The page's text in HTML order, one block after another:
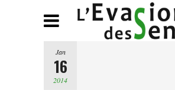
Jan
16
2014